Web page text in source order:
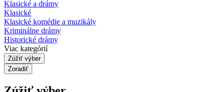
Klasické a drámy
Klasické
Klasické komédie a muzikály
Kriminálne drámy
Historické drámy
Viac kategórií
Zúžiť výber
Zoradiť